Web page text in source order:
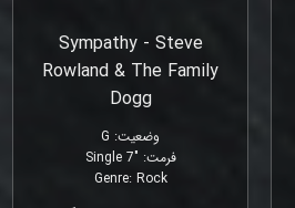
Sympathy - Steve
Rowland & The Family
Dogg
وضعیت:
G
فرمت:
"Single 7
Genre: Rock